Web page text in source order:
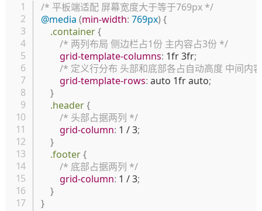
/* 平板端适配 屏幕宽度大于等于769px */
@media (min-width: 769px) {
.container{
/* 两列布局 侧边栏占1份 主内容占3份 */
grid-template-columns: 1fr 3fr;
/* 定义行分布 头部和底部各占自动高度 中间内
grid-template-rows: auto 1fr auto;
}
.header{
/* 头部占据两列 */
grid-column: 1 / 3;
}
.footer{
/* 底部占据两列 */
grid-column: 1 / 3;
}
}